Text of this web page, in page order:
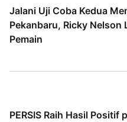
Jalani Uji Coba Kedua
Pekanbaru, Ricky Nelson
Pemain
PERSIS Raih Hasil Positif